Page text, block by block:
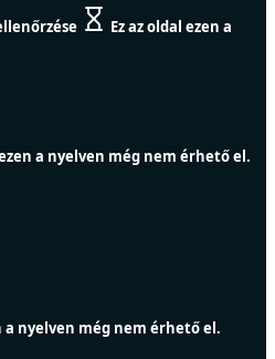
Ez az oldal ezen a
a nyelven még nem érhető el.
a nyelven még nem érhető el.